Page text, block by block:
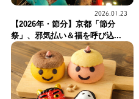
2026.01.23
【2026年・節分】京都「節分
祭」、邪気払い＆福を呼び込...